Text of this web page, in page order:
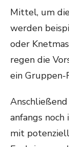
Mittel, um
werden
oder
regen die
ein Gruppen-
anfangs
mit